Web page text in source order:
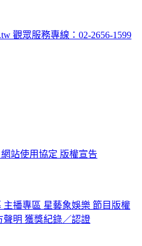
觀眾服務專線：02-2656-1599
網站使用協定 版權宣告
主播專區 星藝象娛樂 節目版權
聲明 獲獎紀錄／認證